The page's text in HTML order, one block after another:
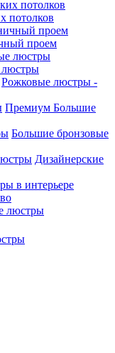
потолков
проем
люстры
Рожковые люстры -
Премиум Большие
Большие бронзовые
Дизайнерские
в интерьере
люстры